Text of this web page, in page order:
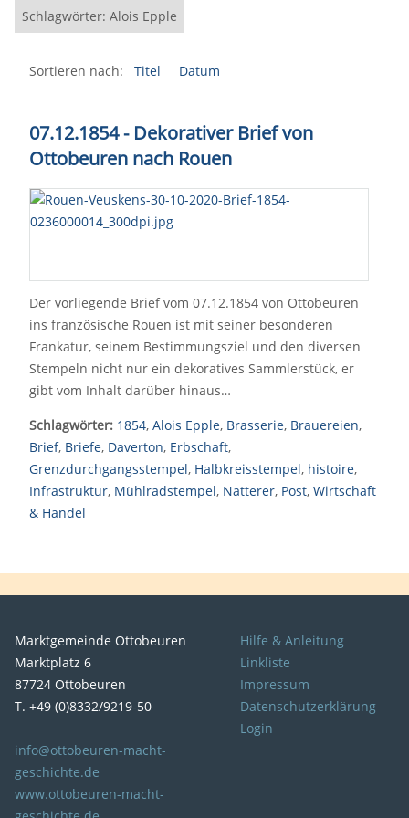
Schlagwörter: Alois Epple
Sortieren nach: Titel Datum
07.12.1854 - Dekorativer Brief von
Ottobeuren nach Rouen
Der vorliegende Brief vom 07.12.1854 von Ottobeuren
ins französische Rouen ist mit seiner besonderen
Frankatur, seinem Bestimmungsziel und den diversen
Stempeln nicht nur ein dekoratives Sammlerstück, er
gibt vom Inhalt darüber hinaus…
Schlagwörter: 1854, Alois Epple, Brasserie, Brauereien,
Brief, Briefe, Daverton, Erbschaft,
Grenzdurchgangsstempel, Halbkreisstempel, histoire,
Infrastruktur, Mühlradstempel, Natterer, Post, Wirtschaft
& Handel
Marktgemeinde Ottobeuren
Marktplatz 6
87724 Ottobeuren
T. +49 (0)8332/9219-50
info@ottobeuren-macht-
geschichte.de
www.ottobeuren-macht-
Hilfe & Anleitung
Linkliste
Impressum
Datenschutzerklärung
Login